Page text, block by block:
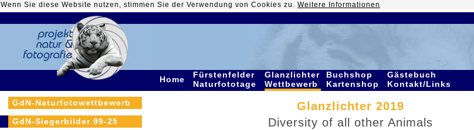
Wenn Sie diese Website nutzen, stimmen Sie der Verwendung von Cookies zu. Weitere Informationen
Home
Fürstenfelder
Naturfototage
Glanzlichter
Wettbewerb
Buchshop
Kartenshop
Gästebuch
Kontakt/Links
GdN-Naturfotowettbewerb
GdN-Siegerbilder 99-25
Glanzlichter 2019
Diversity of all other Animals